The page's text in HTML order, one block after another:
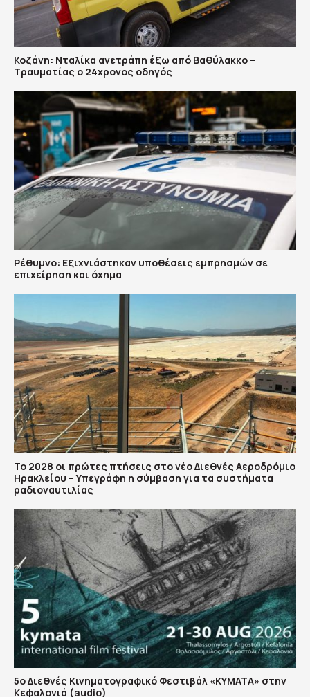
Κοζάνη: Νταλίκα ανετράπη έξω από Βαθύλακκο –
Τραυματίας ο 24χρονος οδηγός
Ρέθυμνο: Εξιχνιάστηκαν υποθέσεις εμπρησμών σε
επιχείρηση και όχημα
Το 2028 οι πρώτες πτήσεις στο νέο Διεθνές Αεροδρόμιο
Ηρακλείου – Υπεγράφη η σύμβαση για τα συστήματα
ραδιοναυτιλίας
5ο Διεθνές Κινηματογραφικό Φεστιβάλ «ΚΥΜΑΤΑ» στην
Κεφαλονιά (audio)